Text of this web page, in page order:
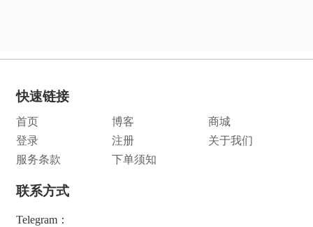
快速链接
首页 博客
商城
登录
注册
关于我们
服务条款
下单须知
联系方式
Telegram：